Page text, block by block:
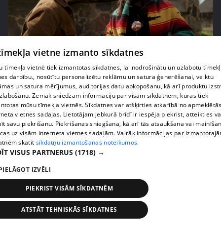
pirms 2 nedēļām, 6 dienām 00:02:27
Raivis Vidzis atklāj attiecību aizkulises
71. epizode
pirms 2 nedēļām, 6 dienām
vietne izmanto sīkdatnes
tīmekļa vietnē tiek izmantotas sīkdatnes, lai nodrošinātu un uzlabotu
darbību., nosūtītu personalizētu reklāmu un satura ģenerēšanai, veiktu
un satura mērījumus, auditorijas datu apkopošanu, kā arī produktu
Zemāk sniedzam informāciju par visām sīkdatnēm, kuras tiek
mūsu tīmekļa vietnēs. Sīkdatnes var atšķirties atkarībā no
vietnes sadaļas. Lietotājam jebkurā brīdī ir iespēja piekrist, atteikties
savu piekrišanu. Piekrišanas sniegšana, kā arī tās atsaukšana vai
uz visām interneta vietnes sadaļām. Vairāk informācijas par
skatīt sīkdatņu izmantošanas noteikumos.
VISUS PARTNERUS (1718) →
IZVĒLI
PIEKRIST VISĀM SĪKDATNĒM
ATSTĀT TEHNISKĀS SĪKDATNES